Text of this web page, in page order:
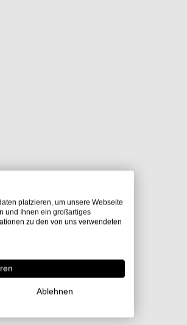
platzieren, um unsere Webseite
und Ihnen ein großartiges
zu den von uns verwendeten
Ablehnen